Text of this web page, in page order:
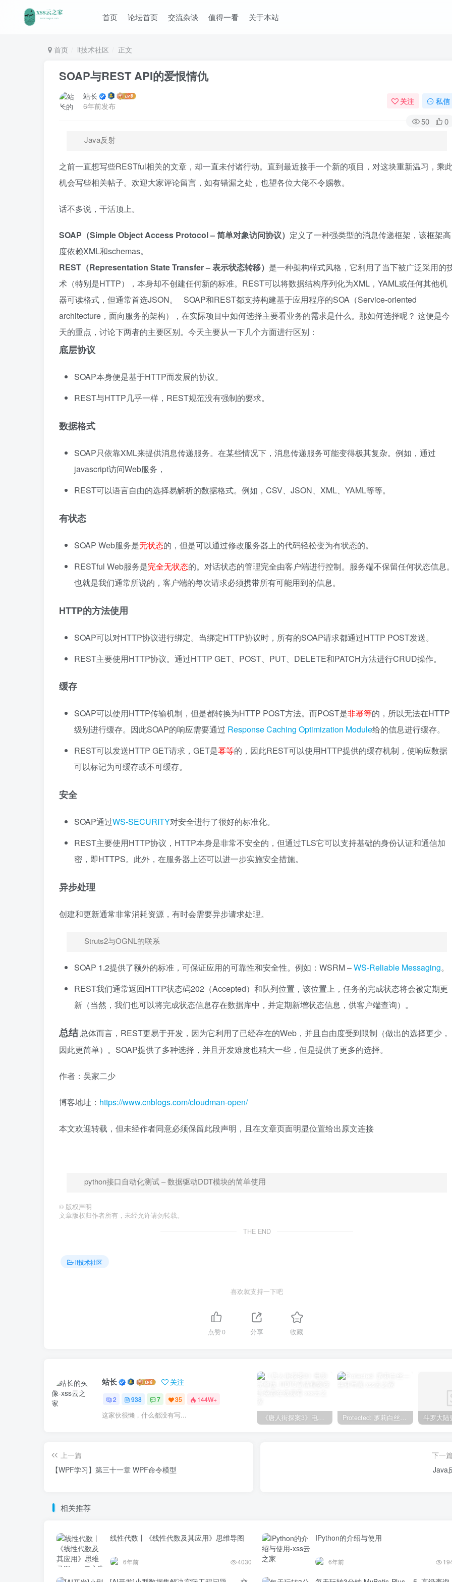
首页 论坛首页 交流杂谈 值得一看 关于本站
首页 it技术社区 正文
SOAP与REST API的爱恨情仇
站长
6年前发布
关注 私信
50
0
Java反射
之前一直想写些RESTful相关的文章，却一直未付诸行动。直到最近接手一个新的项目，对这块重新温习，乘
机会写些相关帖子。欢迎大家评论留言，如有错漏之处，也望各位大佬不令赐教。
话不多说，干活顶上。
SOAP（Simple Object Access Protocol – 简单对象访问协议） 定义了一种强类型的消息传递框架，该框架高
度依赖XML和schemas。
REST（Representation State Transfer – 表示状态转移） 是一种架构样式风格，它利用了当下被广泛采用的
术（特别是HTTP），本身却不创建任何新的标准。REST可以将数据结构序列化为XML，YAML或任何其他机
器可读格式，但通常首选JSON。 SOAP和REST都支持构建基于应用程序的SOA（Service-oriented
architecture，面向服务的架构），在实际项目中如何选择主要看业务的需求是什么。那如何选择呢？ 这便是今
天的重点，讨论下两者的主要区别。今天主要从一下几个方面进行区别：
底层协议
SOAP本身便是基于HTTP而发展的协议。
REST与HTTP几乎一样，REST规范没有强制的要求。
数据格式
SOAP只依靠XML来提供消息传递服务。在某些情况下，消息传递服务可能变得极其复杂。例如，通过
javascript访问Web服务，
REST可以语言自由的选择易解析的数据格式。例如，CSV、JSON、XML、YAML等等。
有状态
SOAP Web服务是无状态的，但是可以通过修改服务器上的代码轻松变为有状态的。
RESTful Web服务是完全无状态的。对话状态的管理完全由客户端进行控制。服务端不保留任何状态信息
也就是我们通常所说的，客户端的每次请求必须携带所有可能用到的信息。
HTTP的方法使用
SOAP可以对HTTP协议进行绑定。当绑定HTTP协议时，所有的SOAP请求都通过HTTP POST发送。
REST主要使用HTTP协议。通过HTTP GET、POST、PUT、DELETE和PATCH方法进行CRUD操作。
缓存
SOAP可以使用HTTP传输机制，但是都转换为HTTP POST方法。而POST是非幂等的，所以无法在HTTP
级别进行缓存。因此SOAP的响应需要通过 Response Caching Optimization Module给的信息进行缓存。
REST可以发送HTTP GET请求，GET是幂等的，因此REST可以使用HTTP提供的缓存机制，使响应数据
可以标记为可缓存或不可缓存。
安全
SOAP通过WS-SECURITY对安全进行了很好的标准化。
REST主要使用HTTP协议，HTTP本身是非常不安全的，但通过TLS它可以支持基础的身份认证和通信加
密，即HTTPS。此外，在服务器上还可以进一步实施安全措施。
异步处理
创建和更新通常非常消耗资源，有时会需要异步请求处理。
Struts2与OGNL的联系
SOAP 1.2提供了额外的标准，可保证应用的可靠性和安全性。例如：WSRM –WS-Reliable Messaging。
REST我们通常返回HTTP状态码202（Accepted）和队列位置，该位置上，任务的完成状态将会被定期更
新（当然，我们也可以将完成状态信息存在数据库中，并定期新增状态信息，供客户端查询）。
总结总体而言，REST更易于开发，因为它利用了已经存在的Web，并且自由度受到限制（做出的选择更少，
因此更简单）。SOAP提供了多种选择，并且开发难度也稍大一些，但是提供了更多的选择。
作者：吴家二少
博客地址： https://www.cnblogs.com/cloudman-open/
本文欢迎转载，但未经作者同意必须保留此段声明，且在文章页面明显位置给出原文连接
python接口自动化测试 – 数据驱动DDT模块的简单使用
© 版权声明
文章版权归作者所有，未经允许请勿转载。
THE END
it技术社区
喜欢就支持一下吧
点赞0 分享 收藏
站长 关注
2 938 7 35 144W+
这家伙很懒，什么都没有写...
上一篇
【WPF学习】第三十一章 WPF命令模型
下一
Java
相关推荐
线性代数丨《线性代数及其应用》思维导图
6年前 4030
IPython的介绍与使用
6年前